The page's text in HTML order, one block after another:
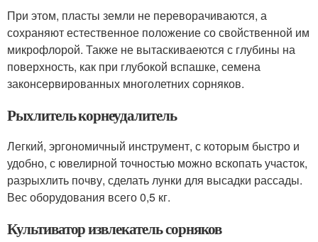
При этом, пласты земли не переворачиваются, а
сохраняют естественное положение со свойственной им
микрофлорой. Также не вытаскиваеются с глубины на
поверхность, как при глубокой вспашке, семена
законсервированных многолетних сорняков.
Рыхлитель корнеудалитель
Легкий, эргономичный инструмент, с которым быстро и
удобно, с ювелирной точностью можно вскопать участок,
разрыхлить почву, сделать лунки для высадки рассады.
Вес оборудования всего 0,5 кг.
Культиватор извлекатель сорняков